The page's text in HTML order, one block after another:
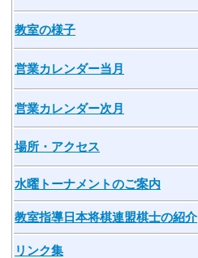
教室の様子
営業カレンダー当月
営業カレンダー次月
場所・アクセス
水曜トーナメントのご案内
教室指導日本将棋連盟棋士の紹介
リンク集